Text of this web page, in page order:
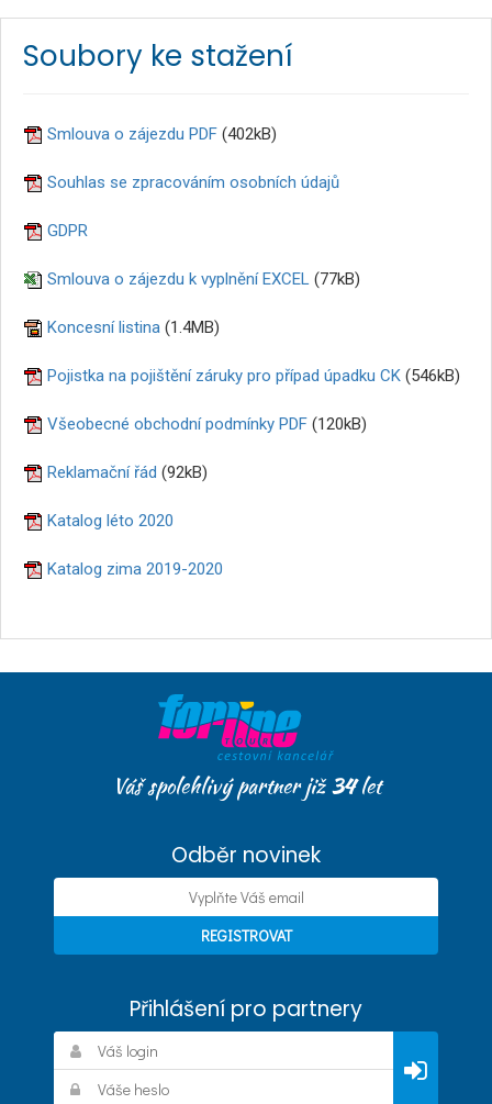
Soubory ke stažení
Smlouva o zájezdu PDF (402kB)
Souhlas se zpracováním osobních údajů
GDPR
Smlouva o zájezdu k vyplnění EXCEL (77kB)
Koncesní listina (1.4MB)
Pojistka na pojištění záruky pro případ úpadku CK (546kB)
Všeobecné obchodní podmínky PDF (120kB)
Reklamační řád (92kB)
Katalog léto 2020
Katalog zima 2019-2020
Váš spolehlivý partner již34let
Odběr novinek
Přihlášení pro partnery